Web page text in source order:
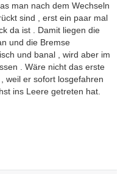
man nach dem Wechseln
sind , erst ein paar mal
da ist . Damit liegen die
und die Bremse
und banal , wird aber im
. Wäre nicht das erste
weil er sofort losgefahren
ins Leere getreten hat.